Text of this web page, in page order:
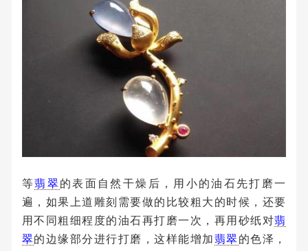
等翡翠的表面自然干燥后，用小的油石先打磨一
遍，如果上道雕刻需要做的比较粗大的时候，还要
用不同粗细程度的油石再打磨一次，再用砂纸对翡
翠的边缘部分进行打磨，这样能增加翡翠的色泽，